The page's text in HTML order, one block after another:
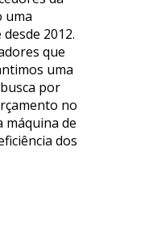
uma
2012.
que
uma
por
no
máquina de
dos